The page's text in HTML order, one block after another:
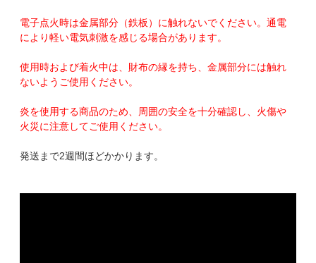
電子点火時は金属部分（鉄板）に触れないでください。通電
により軽い電気刺激を感じる場合があります。
使用時および着火中は、財布の縁を持ち、金属部分には触れ
ないようご使用ください。
炎を使用する商品のため、周囲の安全を十分確認し、火傷や
火災に注意してご使用ください。
発送まで2週間ほどかかります。